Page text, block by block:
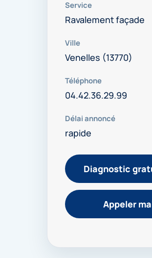
Service
Ravalement façade
Ville
Venelles (13770)
Téléphone
04.42.36.29.99
Délai annoncé
rapide
Diagnostic
Appeler